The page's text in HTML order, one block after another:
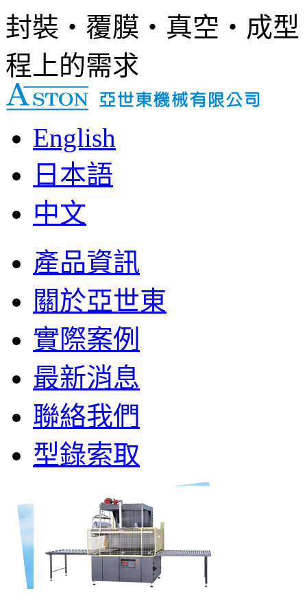
封裝‧覆膜‧真空‧成型
程上的需求
English
日本語
中文
產品資訊
關於亞世東
實際案例
最新消息
聯絡我們
型錄索取